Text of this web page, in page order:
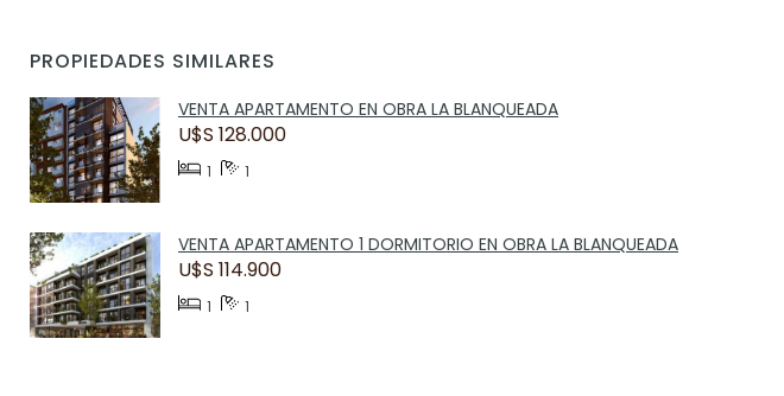
PROPIEDADES SIMILARES
VENTA APARTAMENTO EN OBRA LA BLANQUEADA
U$S 128.000
1 1
VENTA APARTAMENTO 1 DORMITORIO EN OBRA LA BLANQUEADA
U$S 114.900
1 1